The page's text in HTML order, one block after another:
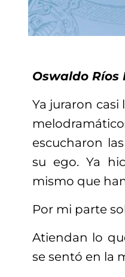
Oswaldo Ríos
Ya juraron
escucharon
su ego. Ya
mismo que
Por mi parte
Atiendan lo
se sentó en la